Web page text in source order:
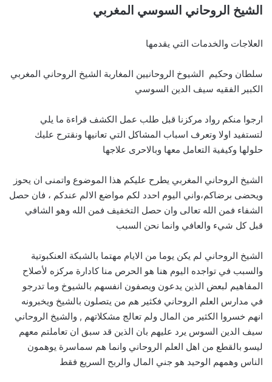
الشيخ الروحاني السوسي المغربي
العلاجات والخدمات التي يقدمها
سلطان وحكيم الشيوخ الروحانيين المغاربة الشيخ الروحاني المغربي
الكبير الفقيه سيف الدين السوسي
ارجوا منكم رواد مركزنا قبل طلب عمل الكشف قراءة ما يلي
لتستفيد اولا وتعرف اسباب المشاكل التي تعانيها ونقترح عليك
حلولها وكيفية التعامل معها وبالاحرى علاجها
الشيخ الروحاني المغربي يطرح عليكم هذا الموضوع واتمنى ان يحوز
ويحضى برضاكم،واني اليوم احدد لكم مواضع الالم عندكم ، فان حصل
الشفاء فمن الله تعالى وان حصل التخفيف فمن الله وهو الشافي
قبل كل شيء والعافي وانما نحن السبب
الشيخ الروحاني لم يكن يوما من الايام مهتما بالشبكة العنكبوتية
والسبب في تواجده اليوم هنا هو الحرص منا كادارة مركزه لأصلاح
المفاهيم لبعض الذين يدعون ويصفون انفسهم بالشيوخ وما تدرجو
في مدارس العلم الروحاني فكثير هم من يتصلون بالشيخ ويخبرونه
انهم خسروا الكثير من المال ولم تعالج مشكلاتهم , والشيخ الروحاني
سيف الدين السوس يرد عليهم بان الذين قد سبق ان تعاملتم معهم
ليسو بالقطع من اهل العلم الروحاني وانما هم سماسرة يوهمون
الناس وهمهم الوحيد هو جني المال والربح السريع فقط